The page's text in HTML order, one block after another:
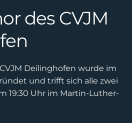
des CVJM
Deilinghofen wurde im
und trifft sich alle zwei
19:30 Uhr im Martin-Luther-